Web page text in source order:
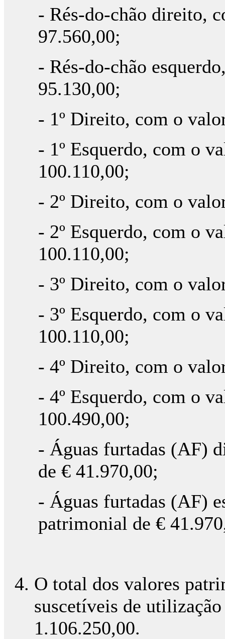
- Rés-do-chão direito,
97.560,00;
- Rés-do-chão
95.130,00;
- 1º Direito, com o
- 1º Esquerdo, com o
100.110,00;
- 2º Direito, com o
- 2º Esquerdo, com o
100.110,00;
- 3º Direito, com o
- 3º Esquerdo, com o
100.110,00;
- 4º Direito, com o
- 4º Esquerdo, com o
100.490,00;
- Águas furtadas (AF)
de € 41.970,00;
- Águas furtadas (AF)
patrimonial de €
O total dos valores
suscetíveis de
1.106.250,00.